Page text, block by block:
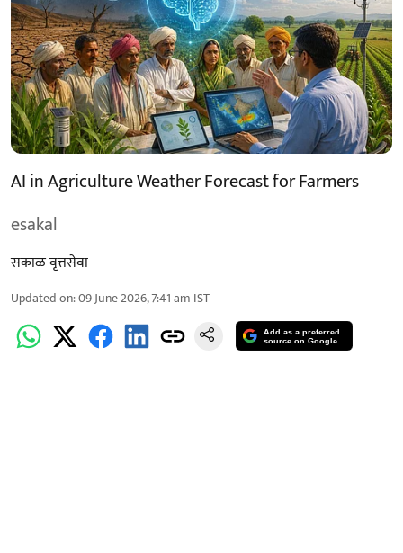
AI in Agriculture Weather Forecast for Farmers
esakal
सकाळ वृत्तसेवा
Updated on:09 June 2026, 7:41 am IST
Add as a preferred
source on Google